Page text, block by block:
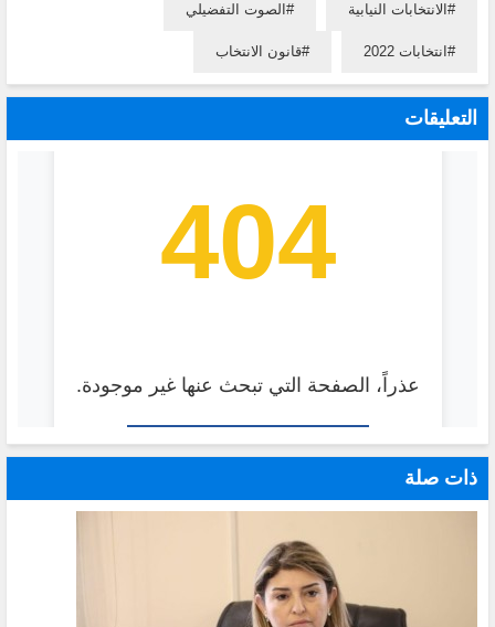
الانتخابات النيابية الصوت التفضيلي
انتخابات 2022 قانون الانتخاب
التعليقات
ذات صلة